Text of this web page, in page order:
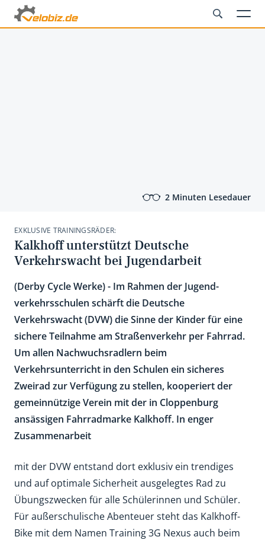
2 Minuten Lesedauer
EXKLUSIVE TRAININGSRÄDER:
Kalkhoff unterstützt Deutsche
Verkehrswacht bei Jugendarbeit
(Derby Cycle Werke) - Im Rahmen der Jugend-
verkehrsschulen schärft die Deutsche
Verkehrswacht (DVW) die Sinne der Kinder für eine
sichere Teilnahme am Straßenverkehr per Fahrrad.
Um allen Nachwuchsradlern beim
Verkehrsunterricht in den Schulen ein sicheres
Zweirad zur Verfügung zu stellen, kooperiert der
gemeinnützige Verein mit der in Cloppenburg
ansässigen Fahrradmarke Kalkhoff. In enger
Zusammenarbeit
mit der DVW entstand dort exklusiv ein trendiges
und auf optimale Sicherheit ausgelegtes Rad zu
Übungszwecken für alle Schülerinnen und Schüler.
Für außerschulische Abenteuer steht das Kalkhoff-
Bike mit dem Namen Training 3G Nexus auch beim